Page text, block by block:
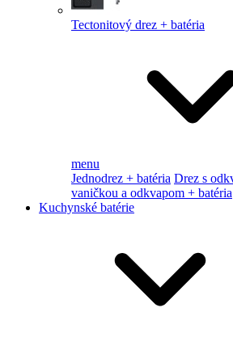
Tectonitový drez + batéria
menu
Jednodrez + batéria Drez s
vaničkou a odkvapom + batéria
Kuchynské batérie